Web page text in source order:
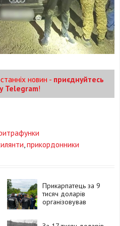
новин - приєднуйтесь
Telegram!
прикордонники
Прикарпатець за 9
тисяч доларів
організовував